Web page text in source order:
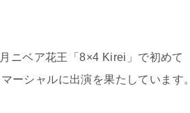
ニベア花王「8×4 Kirei」で初めて
ーシャルに出演を果たしています。